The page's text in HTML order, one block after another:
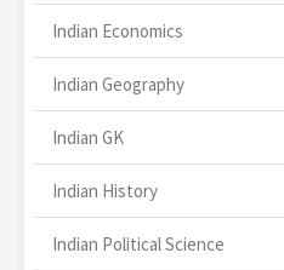
Indian Economics
Indian Geography
Indian GK
Indian History
Indian Political Science